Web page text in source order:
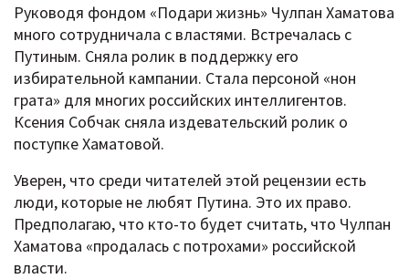
Руководя фондом «Подари жизнь» Чулпан Хаматова
много сотрудничала с властями. Встречалась с
Путиным. Сняла ролик в поддержку его
избирательной кампании. Стала персоной «нон
грата» для многих российских интеллигентов.
Ксения Собчак сняла издевательский ролик о
поступке Хаматовой.
Уверен, что среди читателей этой рецензии есть
люди, которые не любят Путина. Это их право.
Предполагаю, что кто-то будет считать, что Чулпан
Хаматова «продалась с потрохами» российской
власти.